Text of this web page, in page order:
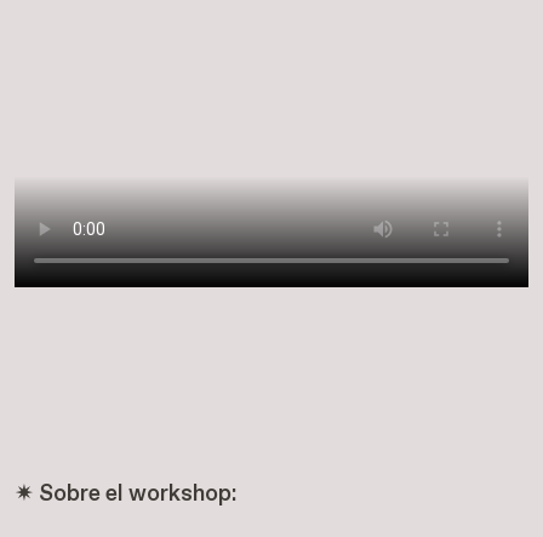
✷ Sobre el workshop: